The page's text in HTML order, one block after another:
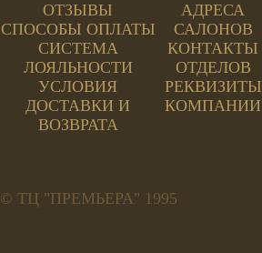
ОТЗЫВЫ
СПОСОБЫ ОПЛАТЫ
СИСТЕМА
ЛОЯЛЬНОСТИ
УСЛОВИЯ
ДОСТАВКИ И
ВОЗВРАТА
АДРЕСА
САЛОНОВ
КОНТАКТЫ
ОТДЕЛОВ
РЕКВИЗИТЫ
КОМПАНИИ
© ТЦ "ПРЕМЬЕРА" 1995